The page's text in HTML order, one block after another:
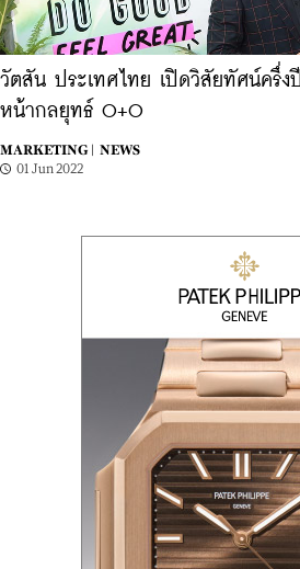
วัตสัน ประเทศไทย เปิดวิสัยทัศน์ครึ่ง
หน้ากลยุทธ์ O+O
MARKETING |
NEWS
01 Jun 2022